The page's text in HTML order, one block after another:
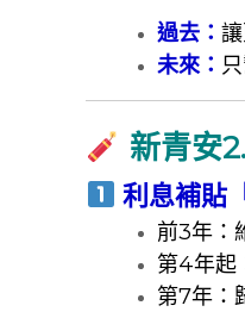
過去：
未來：
新青安
利息補貼
前3年：
第4年起
第7年：